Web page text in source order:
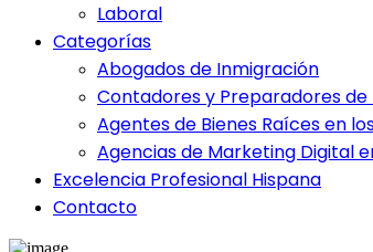
Laboral
Categorías
Abogados de Inmigración
Contadores y Preparadores de
Agentes de Bienes Raíces en los
Agencias de Marketing Digital
Excelencia Profesional Hispana
Contacto